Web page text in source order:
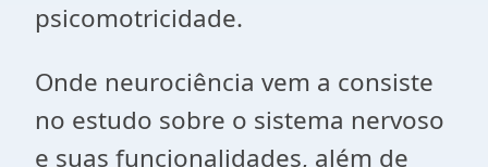
psicomotricidade.
Onde neurociência vem a consiste
no estudo sobre o sistema nervoso
e suas funcionalidades, além de